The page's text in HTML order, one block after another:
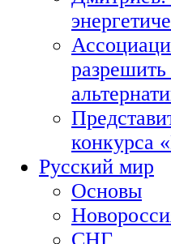
разрешить
конкурса
Русский мир
Основы